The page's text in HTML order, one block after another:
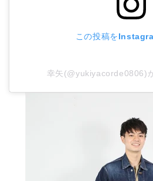
この投稿を
幸矢(@yukiyacorde0806)